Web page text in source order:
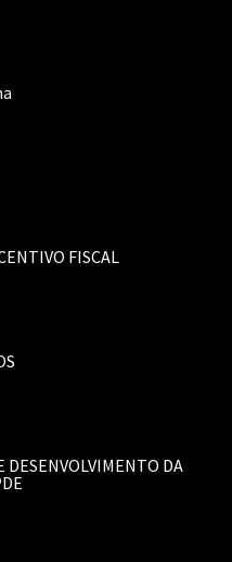
FISCAL
DESENVOLVIMENTO DA